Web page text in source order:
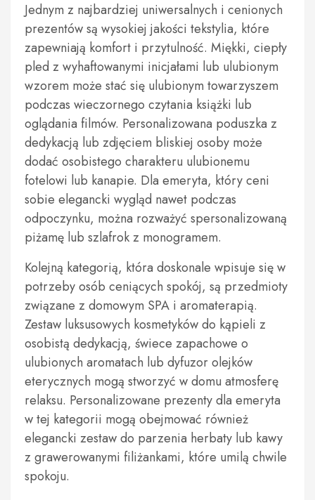
Jednym z najbardziej uniwersalnych i cenionych
prezentów są wysokiej jakości tekstylia, które
zapewniają komfort i przytulność. Miękki, ciepły
pled z wyhaftowanymi inicjałami lub ulubionym
wzorem może stać się ulubionym towarzyszem
podczas wieczornego czytania książki lub
oglądania filmów. Personalizowana poduszka z
dedykacją lub zdjęciem bliskiej osoby może
dodać osobistego charakteru ulubionemu
fotelowi lub kanapie. Dla emeryta, który ceni
sobie elegancki wygląd nawet podczas
odpoczynku, można rozważyć spersonalizowaną
piżamę lub szlafrok z monogramem.
Kolejną kategorią, która doskonale wpisuje się w
potrzeby osób ceniących spokój, są przedmioty
związane z domowym SPA i aromaterapią.
Zestaw luksusowych kosmetyków do kąpieli z
osobistą dedykacją, świece zapachowe o
ulubionych aromatach lub dyfuzor olejków
eterycznych mogą stworzyć w domu atmosferę
relaksu. Personalizowane prezenty dla emeryta
w tej kategorii mogą obejmować również
elegancki zestaw do parzenia herbaty lub kawy
z grawerowanymi filiżankami, które umilą chwile
spokoju.